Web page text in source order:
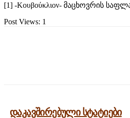
[1] -Kουβούκλιον- მაცხოვრის
Post Views: 1
დაკავშირებული სტატიები